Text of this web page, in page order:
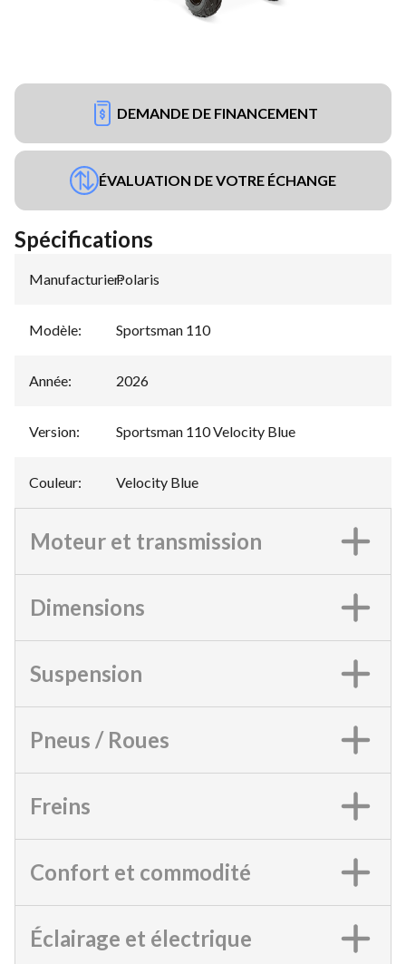
DEMANDE DE FINANCEMENT
ÉVALUATION DE VOTRE ÉCHANGE
Spécifications
Manufacturier:
Polaris
Modèle: Sportsman 110
Année: 2026
Version: Sportsman 110 Velocity Blue
Couleur: Velocity Blue
Moteur et transmission
Dimensions
Suspension
Pneus / Roues
Freins
Confort et commodité
Éclairage et électrique